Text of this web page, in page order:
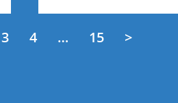
3 4 … 15 >